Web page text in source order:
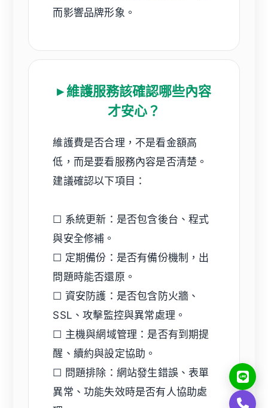
而影響品牌形象。
▸ 維護服務該確認哪些內容
才安心？
維護費是否合理，不是看金額高
低，而是要看服務內容是否清楚。
建議確認以下項目：
☐ 系統更新：是否包含後台、程式
與安全修補。
☐ 定期備份：是否有備份機制，出
問題時能否還原。
☐ 資安防護：是否包含防火牆、
SSL、攻擊監控與異常處理。
☐ 主機與網域管理：是否有到期提
醒、續約與設定協助。
☐ 問題排除：網站發生錯誤、表單
異常、功能失效時是否有人協助處